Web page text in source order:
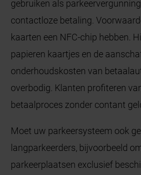
gebruiken als
contactloze betaling.
kaarten een NFC-chip hebben.
papieren kaartjes en de
onderhoudskosten van
overbodig. Klanten profiteren
betaalproces zonder contant
Moet uw parkeersysteem ook
langparkeerders, bijvoorbeeld
parkeerplaatsen exclusief